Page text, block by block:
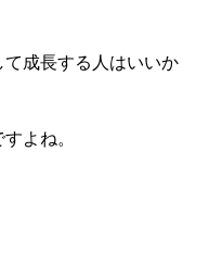
成長する人はいいか
よね。